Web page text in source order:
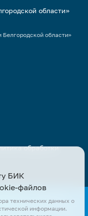
области»
области»
обработки
Все материалы сайта
БИК
файлов
технических данных о
информации.